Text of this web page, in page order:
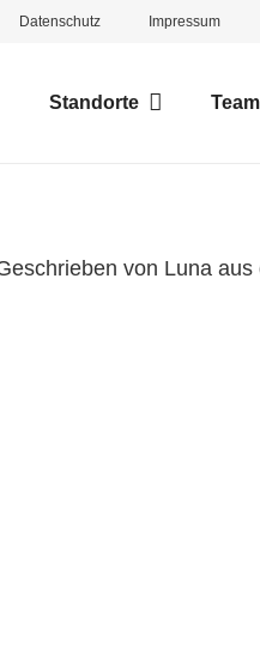
Datenschutz Impressum
Standorte Team
von Luna